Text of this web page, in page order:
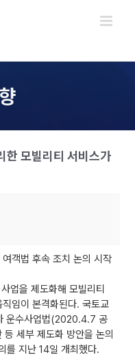
모빌리티 서비스가
객법 후속 조치 논의 시작
업을 제도화해 모빌리티
임이 본격화된다. 국토교
운수사업법(2020.4.7 공
세부 제도화 방안을 논의
를 지난 14일 개최했다.